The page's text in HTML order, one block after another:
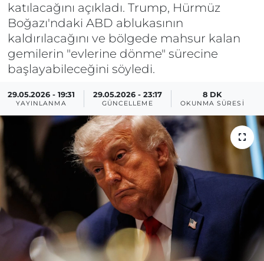
katılacağını açıkladı. Trump, Hürmüz
Boğazı'ndaki ABD ablukasının
kaldırılacağını ve bölgede mahsur kalan
gemilerin "evlerine dönme" sürecine
başlayabileceğini söyledi.
29.05.2026 - 19:31
YAYINLANMA
29.05.2026 - 23:17
GÜNCELLEME
8 DK
OKUNMA SÜRESI